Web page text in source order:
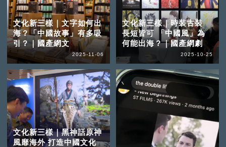
文化新三樣｜文字如何出
海？「中國故事」有多吸
引？｜國產網文
2025-11-06
文化新三樣｜時裝古裝
長短皆可 「中國風」為
何能出海？｜國產網劇
2025-10-25
文化新三樣｜黑神話原神
風靡海外 打造中國文化